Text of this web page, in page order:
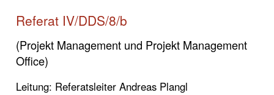
Referat IV/DDS/8/b
(Projekt Management und Projekt Management
Office)
Leitung: Referatsleiter Andreas Plangl